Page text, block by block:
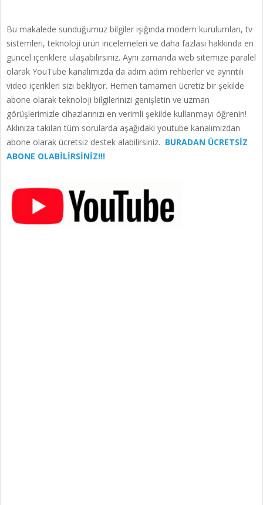
Bu makalede sunduğumuz bilgiler ışığında modem kurulumları, tv
sistemleri, teknoloji ürün incelemeleri ve daha fazlası hakkında en
güncel içeriklere ulaşabilirsiniz. Aynı zamanda web sitemize paralel
olarak YouTube kanalımızda da adım adım rehberler ve ayrıntılı
video içerikleri sizi bekliyor. Hemen tamamen ücretiz bir şekilde
abone olarak teknoloji bilgilerinizi genişletin ve uzman
görüşlerimizle cihazlarınızı en verimli şekilde kullanmayı öğrenin!
Aklınıza takılan tüm sorularda aşağıdaki youtube kanalımızdan
abone olarak ücretsiz destek alabilirsiniz. BURADAN ÜCRETSİZ
ABONE OLABİLİRSİNİZ!!!